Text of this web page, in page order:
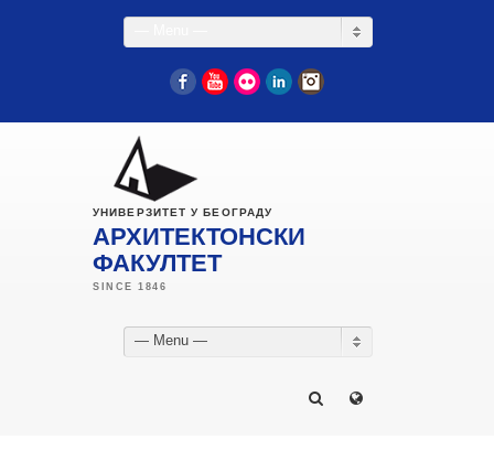
FacebookYouTube
Flickr LinkedIn
УНИВЕРЗИТЕТ У БЕОГРАДУ
АРХИТЕКТОНСКИ
ФАКУЛТЕТ
— Menu —